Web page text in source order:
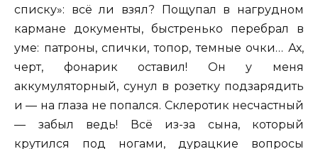
списку»: всё ли взял? Пощупал в нагрудном
кармане документы, быстренько перебрал в
уме: патроны, спички, топор, темные очки… Ах,
черт, фонарик оставил! Он у меня
аккумуляторный, сунул в розетку подзарядить
и — на глаза не попался. Склеротик несчастный
— забыл ведь! Всё из-за сына, который
крутился под ногами, дурацкие вопросы